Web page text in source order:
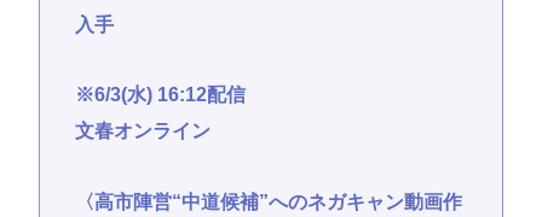
入手
※6/3(水) 16:12配信
文春オンライン
〈高市陣営“中道候補”へのネガキャン動画作